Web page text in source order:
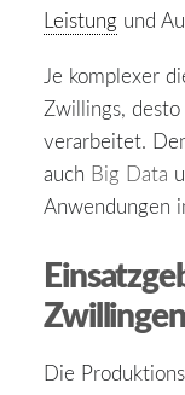
Leistung und
Je komplexer
Zwillings,
verarbeitet.
auch Big Data
Anwendungen
Zwillingen
Die